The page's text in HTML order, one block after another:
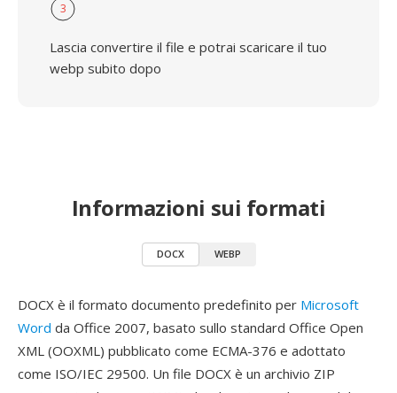
3
Lascia convertire il file e potrai scaricare il tuo
webp subito dopo
Informazioni sui formati
DOCX WEBP
DOCX è il formato documento predefinito per Microsoft
Word da Office 2007, basato sullo standard Office Open
XML (OOXML) pubblicato come ECMA-376 e adottato
come ISO/IEC 29500. Un file DOCX è un archivio ZIP